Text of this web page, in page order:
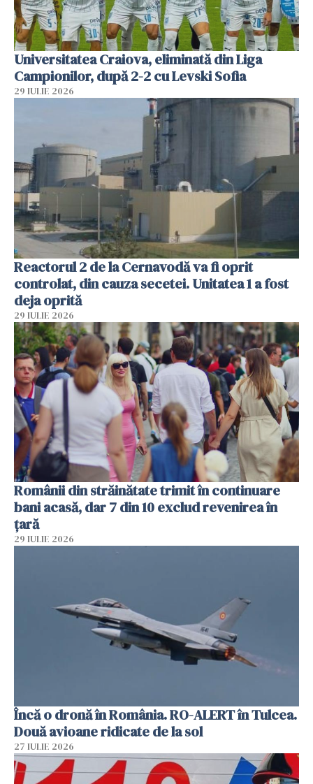
Universitatea Craiova, eliminată din Liga
Campionilor, după 2-2 cu Levski Sofia
29 IULIE 2026
Reactorul 2 de la Cernavodă va fi oprit
controlat, din cauza secetei. Unitatea 1 a fost
deja oprită
29 IULIE 2026
Românii din străinătate trimit în continuare
bani acasă, dar 7 din 10 exclud revenirea în
țară
29 IULIE 2026
Încă o dronă în România. RO-ALERT în Tulcea.
Două avioane ridicate de la sol
27 IULIE 2026